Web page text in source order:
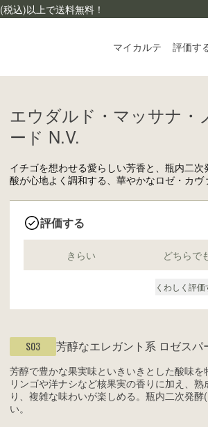
(税込)以上で送料無料！
マイカルテ 評価す
ログイン
お問い合
エウダルド・マッサナ・
ード N.V.
イチゴを想わせる愛らしい芳香と、瓶内二
酸が心地よく調和する、華やかなロゼ・カヴ
評価する
きらい どちらで
くわしく評価
S03 芳醇なエレガント系 ロゼスパ
芳醇で豊かな果実味といきいきとした酸味を
リンゴや洋ナシなど核果実の香りに加え、
り、複雑な味わいが楽しめる。瓶内二次発
い。